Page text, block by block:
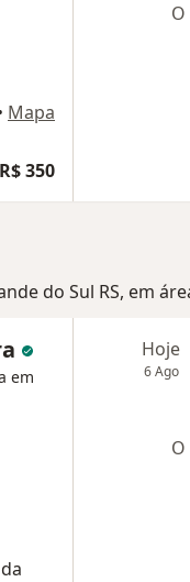
Mapa
R$ 350
do Sul RS, em
em
Hoje
6 Ago